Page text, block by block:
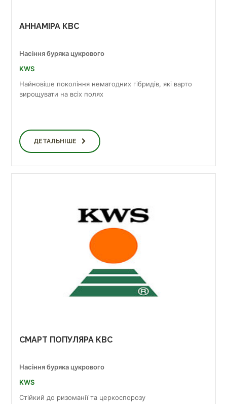
АННАМІРА КВС
Насіння буряка цукрового
KWS
Найновіше покоління нематодних гібридів, які варто
вирощувати на всіх полях
ДЕТАЛЬНІШЕ
СМАРТ ПОПУЛЯРА КВС
Насіння буряка цукрового
KWS
Стійкий до ризоманії та церкоспорозу